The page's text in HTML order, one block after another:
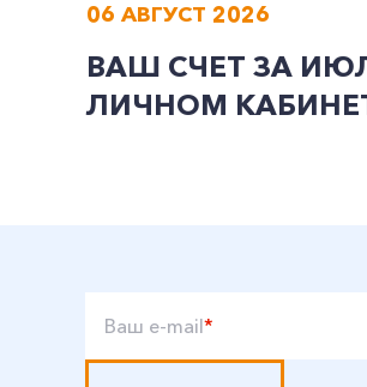
06 АВГУСТ 2026
ВАШ СЧЕТ ЗА
ЛИЧНОМ
Ваш e-mail*